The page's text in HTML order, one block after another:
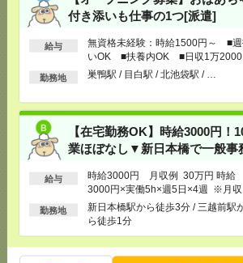
付き添いも仕事の1つ[派遣]
給与
無資格未経験：時給1500円～ ■
いOK ■扶養内OK ■日収1万2000
以上
勤務地 巣鴨駅 / 目白駅 / 北池袋駅 / …
【在宅勤務OK】時給3000円！
業ほぼなし▼新日本橋で一般事
給与
時給3000円 月収例 30万円 時給
3000円×実働5h×週5日×4週 ※月収
を保証するものではありません。※
与即受取りサービス利用可（利用条
勤務地
新日本橋駅から徒歩3分 / 三越前駅
ら徒歩1分
完全在宅＊時給2170円！未経験OK！
時！オンライン面談[派遣]
[給 与]時給2170円 月収例 34万円 時給2170円×
りません。※給与即受取りサービス利用可（利用
件有）
[交通費]
1ヶ月3万円を上限として実費支給
[月収例]30万円～
[勤務地]田町(東京都)駅から徒歩4分 /三田(東京都)
駅から徒歩6分
時給2600円＊週4日勤務＆週3日在宅！